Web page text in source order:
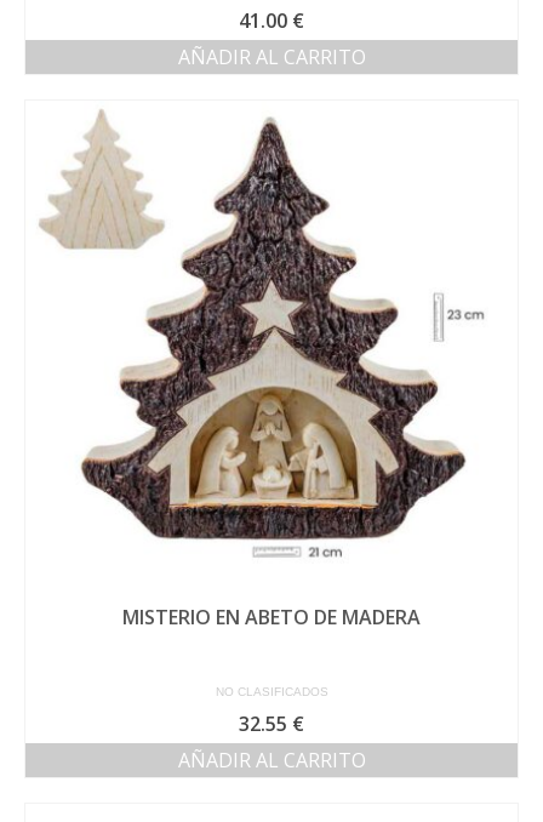
41.00 €
AÑADIR AL CARRITO
MISTERIO EN ABETO DE MADERA
NO CLASIFICADOS
32.55 €
AÑADIR AL CARRITO